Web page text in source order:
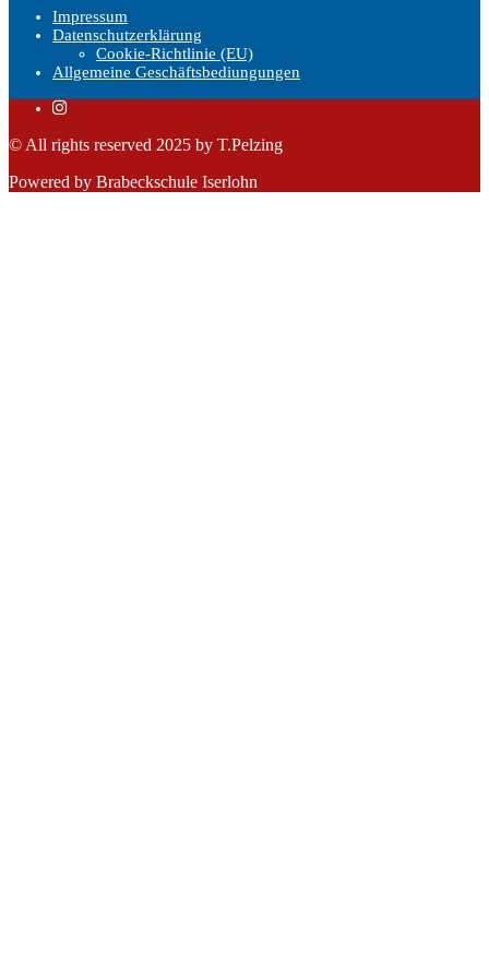
Impressum
Datenschutzerklärung
Cookie-Richtlinie (EU)
Allgemeine Geschäftsbediungungen
© All rights reserved 2025 by T.Pelzing
Powered by Brabeckschule Iserlohn